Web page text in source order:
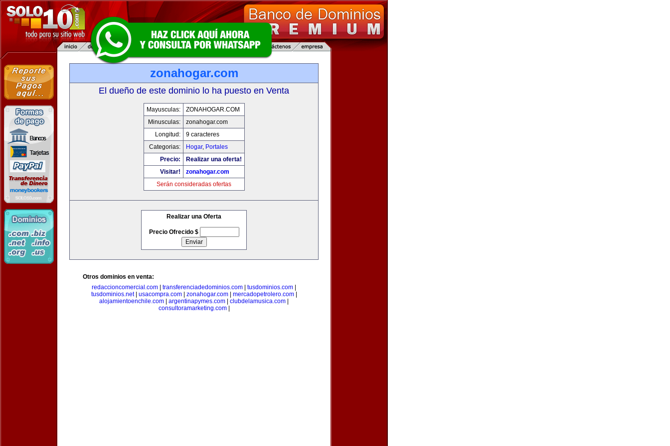
zonahogar.com
El dueño de este dominio lo ha puesto en Venta
Mayusculas:
ZONAHOGAR.COM
Minusculas:
zonahogar.com
Longitud:
9 caracteres
Categorias:
Hogar, Portales
Precio:
Realizar una oferta!
Visitar!
zonahogar.com
Serán consideradas ofertas
Realizar una Oferta
Precio Ofrecido $
Otros dominios en venta:
redaccioncomercial.com
transferenciadedominios.com tusdominios.com
tusdominios.net| usacompra.com| zonahogar.com| mercadopetrolero.com|
alojamientoenchile.com
argentinapymes.com clubdelamusica.com
consultoramarketing.com|